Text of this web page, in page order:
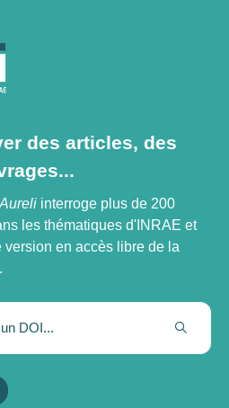
des articles, des
Aureli interroge plus de 200
les thématiques d'INRAE et
en accès libre de la